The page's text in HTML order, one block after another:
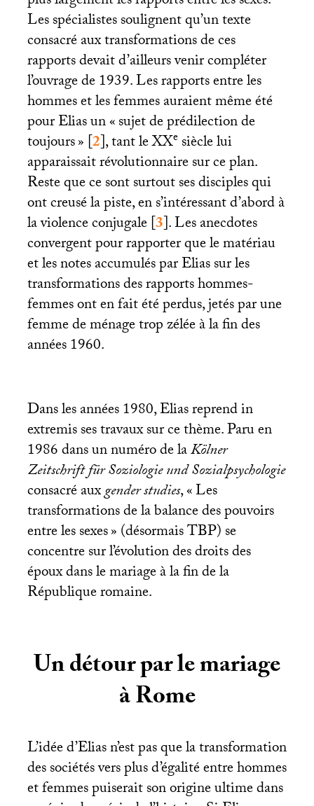
Les spécialistes soulignent qu’un texte
consacré aux transformations de ces
rapports devait d’ailleurs venir compléter
l’ouvrage de 1939. Les rapports entre les
hommes et les femmes auraient même été
pour Elias un «sujet de prédilection de
toujours»[2], tant leXXesiècle lui
apparaissait révolutionnaire sur ce plan.
Reste que ce sont surtout ses disciples qui
ont creusé la piste, en s’intéressant d’abord à
la violence conjugale[3]. Les anecdotes
convergent pour rapporter que le matériau
et les notes accumulés par Elias sur les
transformations des rapports hommes-
femmes ont en fait été perdus, jetés par une
femme de ménage trop zélée à la fin des
années 1960.
Dans les années 1980, Elias reprend in
extremis ses travaux sur ce thème. Paru en
1986 dans un numéro de laKölner
Zeitschrift für Soziologie und Sozialpsychologie
consacré auxgender studies, «Les
transformations de la balance des pouvoirs
entre les sexes» (désormaisTBP) se
concentre sur l’évolution des droits des
époux dans le mariage à la fin de la
République romaine.
Un détour par le mariage
à Rome
L’idée d’Elias n’est pas que la transformation
des sociétés vers plus d’égalité entre hommes
et femmes puiserait son origine ultime dans